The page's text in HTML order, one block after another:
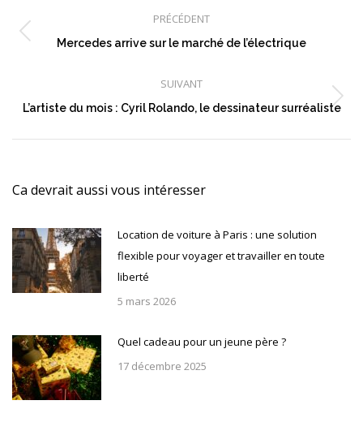
article
PRÉCÉDENT
Article
:
Mercedes arrive sur le marché de l’électrique
SUIVANT
Article
L’artiste du mois : Cyril Rolando, le dessinateur surréaliste
Ca devrait aussi vous intéresser
Location de voiture à Paris : une solution
flexible pour voyager et travailler en toute
liberté
5 mars 2026
Quel cadeau pour un jeune père ?
17 décembre 2025